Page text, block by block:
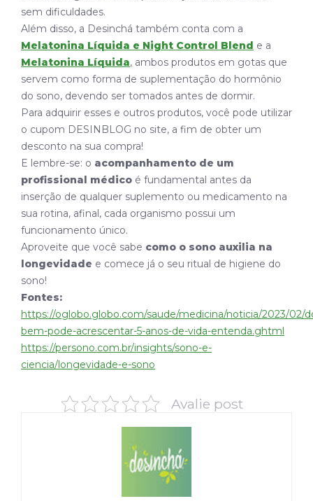
sem dificuldades.
Além disso, a Desinchá também conta com a
Melatonina Líquida e Night Control Blend e a
Melatonina Líquida, ambos produtos em gotas que
servem como forma de suplementação do hormônio
do sono, devendo ser tomados antes de dormir.
Para adquirir esses e outros produtos, você pode utilizar
o cupom DESINBLOG no site, a fim de obter um
desconto na sua compra!
E lembre-se: o acompanhamento de um
profissional médico é fundamental antes da
inserção de qualquer suplemento ou medicamento na
sua rotina, afinal, cada organismo possui um
funcionamento único.
Aproveite que você sabe como o sono auxilia na
longevidade e comece já o seu ritual de higiene do
sono!
Fontes:
https://oglobo.globo.com/saude/medicina/noticia/2023/02/
bem-pode-acrescentar-5-anos-de-vida-entenda.ghtml
https://persono.com.br/insights/sono-e-
ciencia/longevidade-e-sono
Avalie post